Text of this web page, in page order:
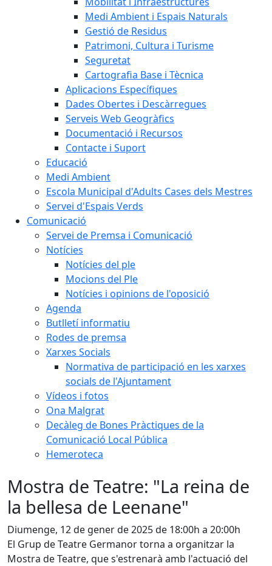
Medi Ambient i Espais Naturals
Gestió de Residus
Patrimoni, Cultura i Turisme
Seguretat
Cartografia Base i Tècnica
Aplicacions Específiques
Dades Obertes i Descàrregues
Serveis Web Geogràfics
Documentació i Recursos
Contacte i Suport
Educació
Medi Ambient
Escola Municipal d'Adults Cases dels Mestres
Servei d'Espais Verds
Comunicació
Servei de Premsa i Comunicació
Notícies
Notícies del ple
Mocions del Ple
Notícies i opinions de l'oposició
Agenda
Butlletí informatiu
Rodes de premsa
Xarxes Socials
Normativa de participació en les xarxes
socials de l'Ajuntament
Vídeos i fotos
Ona Malgrat
Decàleg de Bones Pràctiques de la
Comunicació Local Pública
Hemeroteca
Mostra de Teatre: "La reina de
la bellesa de Leenane"
Diumenge, 12 de gener de 2025 de 18:00h a 20:00h
El Grup de Teatre Germanor torna a organitzar la
Mostra de Teatre, que s'estrenarà amb l'actuació del